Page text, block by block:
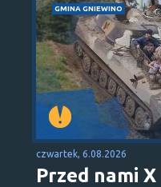
GMINA GNIEWINO
czwartek, 6.08.2026
Przed nami